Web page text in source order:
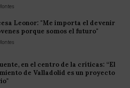
Leonor: "Me importa el devenir
porque somos el futuro"
en el centro de la críticas: “El
de Valladolid es un proyecto